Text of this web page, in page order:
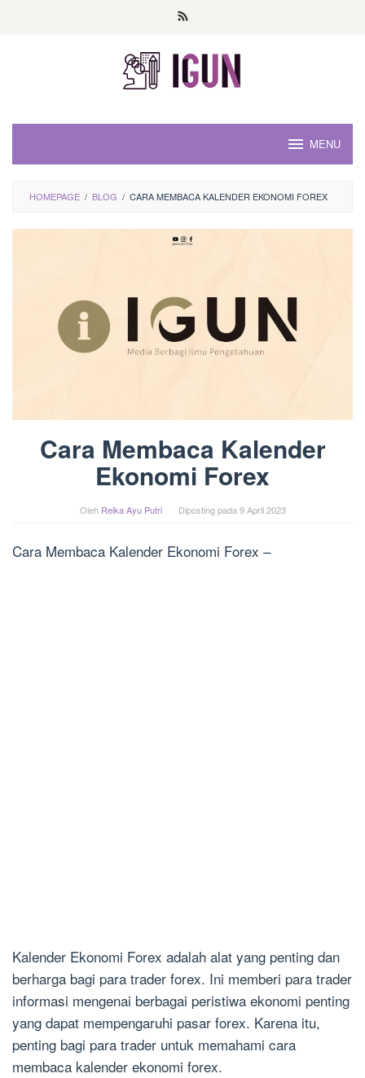
MENU
HOMEPAGE / BLOG / CARA MEMBACA KALENDER EKONOMI FOREX
Cara Membaca Kalender
Ekonomi Forex
Oleh Reika Ayu Putri Diposting pada 9 April 2023
Cara Membaca Kalender Ekonomi Forex –
Kalender Ekonomi Forex adalah alat yang penting dan
berharga bagi para trader forex. Ini memberi para trader
informasi mengenai berbagai peristiwa ekonomi penting
yang dapat mempengaruhi pasar forex. Karena itu,
penting bagi para trader untuk memahami cara
membaca kalender ekonomi forex.